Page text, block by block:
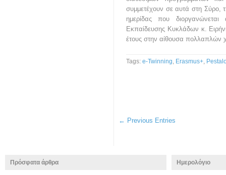
συμμετέχουν σε αυτά στη Σύρο,
ημερίδας που
Εκπαίδευσης Κυκλάδων κ.
έτους στην αίθουσα πολλαπλών
Tags: e-Twinning, Erasmus+,
← Previous Entries
Πρόσφατα άρθρα Ημερολόγιο